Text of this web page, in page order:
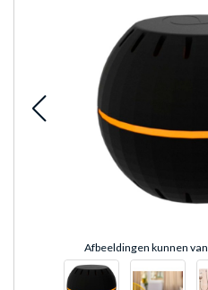
Afbeeldingen kunnen